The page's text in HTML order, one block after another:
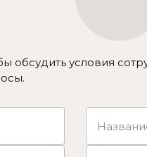
условия